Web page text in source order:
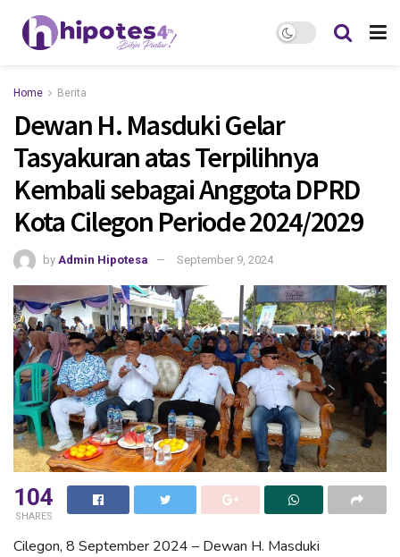
Home Berita
Dewan H. Masduki Gelar
Tasyakuran atas Terpilihnya
Kembali sebagai Anggota DPRD
Kota Cilegon Periode 2024/2029
by Admin Hipotesa September 9, 2024
104
SHARES
Cilegon, 8 September 2024 – Dewan H. Masduki